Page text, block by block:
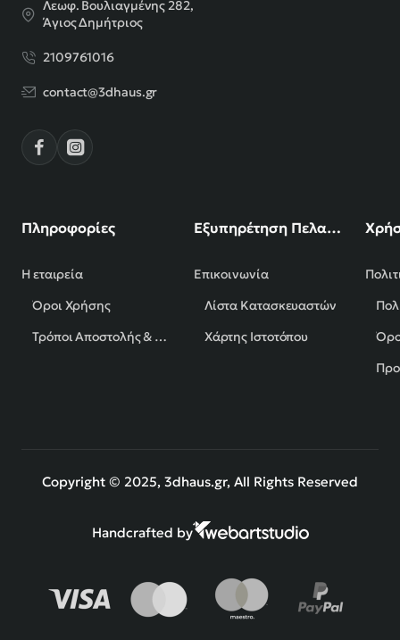
Λεωφ. Βουλιαγμένης 282,
Άγιος Δημήτριος
2109761016
contact@3dhaus.gr
Πληροφορίες
Η εταιρεία
Όροι Χρήσης
Τρόποι Αποστολής & Πληρωμής
Εξυπηρέτηση Πελατών
Επικοινωνία
Λίστα Κατασκευαστών
Χάρτης Ιστοτόπου
Copyright © 2025, 3dhaus.gr, All Rights Reserved
Handcrafted by